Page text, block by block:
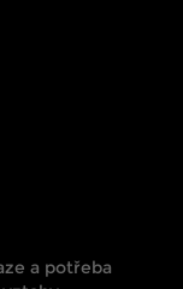
a potřeba